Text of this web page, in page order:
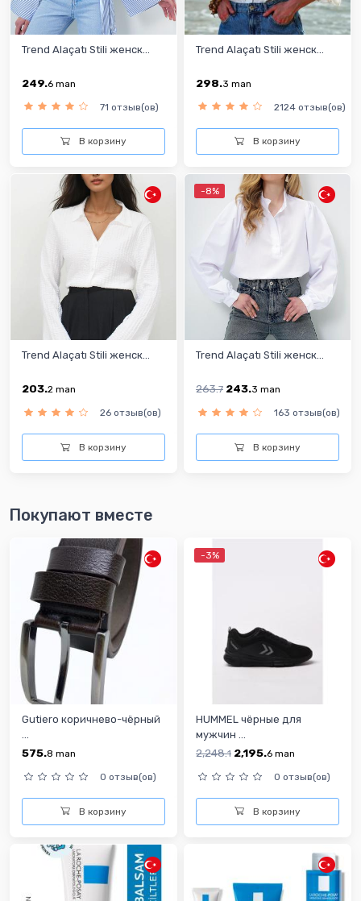
Trend Alaçatı Stili женск...
249.6 man
71 отзыв(ов)
В корзину
Trend Alaçatı Stili женск...
298.3 man
2124 отзыв(ов)
В корзину
Trend Alaçatı Stili женск...
203.2 man
26 отзыв(ов)
В корзину
-8%
Trend Alaçatı Stili женск...
263.7 243.3 man
163 отзыв(ов)
В корзину
Покупают вместе
Gutiero коричнево-чёрный
575.8 man
0 отзыв(ов)
В корзину
-3%
HUMMEL чёрные для
мужчин ...
2,248.1 2,195.6 man
0 отзыв(ов)
В корзину